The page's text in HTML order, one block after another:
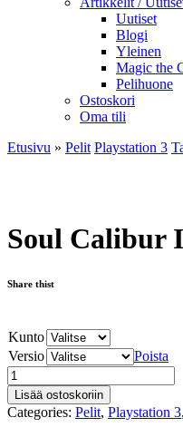
Uutiset
Blogi
Yleinen
Magic the
Pelihuone
Ostoskori
Oma tili
Etusivu » Pelit Playstation 3
Soul Calibur
Share thist
Kunto
Versio
Poista
Lisää ostoskoriin
Categories: Pelit, Playstation 3,